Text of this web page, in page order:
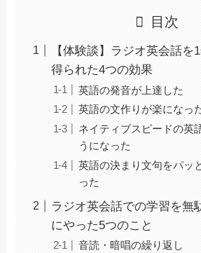
目次
【体験談】ラジオ英会話を
得られた4つの効果
英語の発音が上達した
英語の文作りが楽になっ
ネイティブスピードの英
うになった
英語の決まり文句をパッ
った
ラジオ英会話での学習を無
にやった5つのこと
音読・暗唱の繰り返し